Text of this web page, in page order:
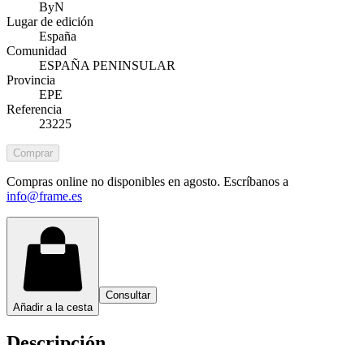
ByN
Lugar de edición
España
Comunidad
ESPAÑA PENINSULAR
Provincia
EPE
Referencia
23225
Comprar
Compras online no disponibles en agosto. Escríbanos a
info@frame.es
Añadir a la cesta
Consultar